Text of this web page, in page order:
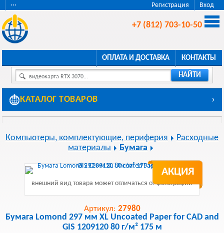
Регистрация Вход
···
+7 (812) 703-10-50
ОПЛАТА И ДОСТАВКА КОНТАКТЫ
видеокарта RTX 3070... НАЙТИ
КАТАЛОГ ТОВАРОВ ›
Компьютеры, комплектующие, периферия
Расходные
материалы
Бумага
АКЦИЯ
внешний вид товара может отличаться от фотографии
Артикул: 27980
Бумага Lomond 297 мм XL Uncoated Paper for CAD and
GIS 1209120 80 г/м² 175 м